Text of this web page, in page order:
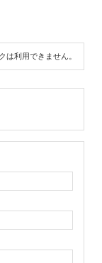
は利用できません。